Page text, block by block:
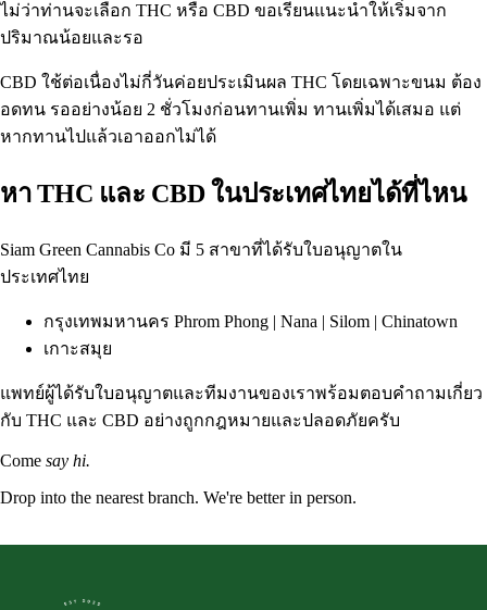
ไม่ว่าท่านจะเลือก THC หรือ CBD ขอเรียนแนะนำให้เริ่มจาก
ปริมาณน้อยและรอ
CBD ใช้ต่อเนื่องไม่กี่วันค่อยประเมินผล THC โดยเฉพาะขนม ต้อง
อดทน รออย่างน้อย 2 ชั่วโมงก่อนทานเพิ่ม ทานเพิ่มได้เสมอ แต่
หากทานไปแล้วเอาออกไม่ได้
หา THC และ CBD ในประเทศไทยได้ที่ไหน
Siam Green Cannabis Co มี 5 สาขาที่ได้รับใบอนุญาตใน
ประเทศไทย
กรุงเทพมหานคร Phrom Phong | Nana | Silom | Chinatown
เกาะสมุย
แพทย์ผู้ได้รับใบอนุญาตและทีมงานของเราพร้อมตอบคำถามเกี่ยว
กับ THC และ CBD อย่างถูกกฎหมายและปลอดภัยครับ
Come say hi.
Drop into the nearest branch. We're better in person.